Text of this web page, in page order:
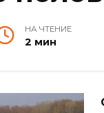
НА ЧТЕНИЕ
2 мин